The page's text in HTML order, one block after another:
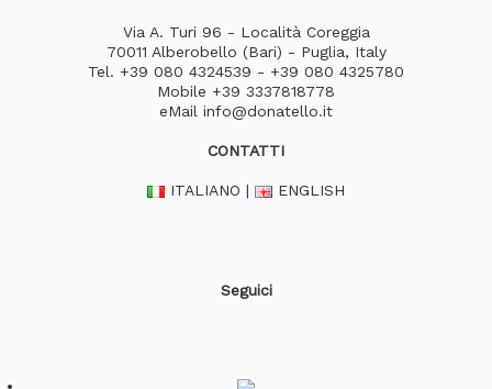
Via A. Turi 96 - Località Coreggia
70011 Alberobello (Bari) - Puglia, Italy
Tel. +39 080 4324539 - +39 080 4325780
Mobile +39 3337818778
eMail info@donatello.it
CONTATTI
ITALIANO | ENGLISH
Seguici